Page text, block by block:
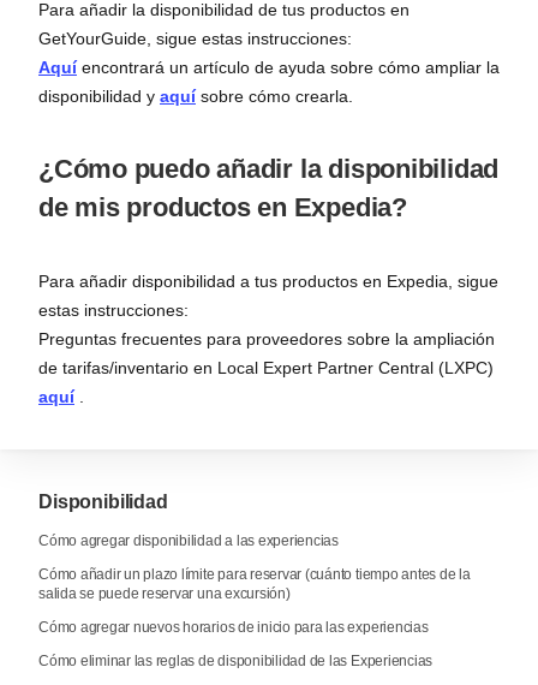
Para añadir la disponibilidad de tus productos en
GetYourGuide, sigue estas instrucciones:
Aquíencontrará un artículo de ayuda sobre cómo ampliar la
disponibilidad y aquísobre cómo crearla.
¿Cómo puedo añadir la disponibilidad
de mis productos en Expedia?
Para añadir disponibilidad a tus productos en Expedia, sigue
estas instrucciones:
Preguntas frecuentes para proveedores sobre la ampliación
de tarifas/inventario en Local Expert Partner Central (LXPC)
aquí.
Disponibilidad
Cómo agregar disponibilidad a las experiencias
Cómo añadir un plazo límite para reservar (cuánto tiempo antes de la
salida se puede reservar una excursión)
Cómo agregar nuevos horarios de inicio para las experiencias
Cómo eliminar las reglas de disponibilidad de las Experiencias